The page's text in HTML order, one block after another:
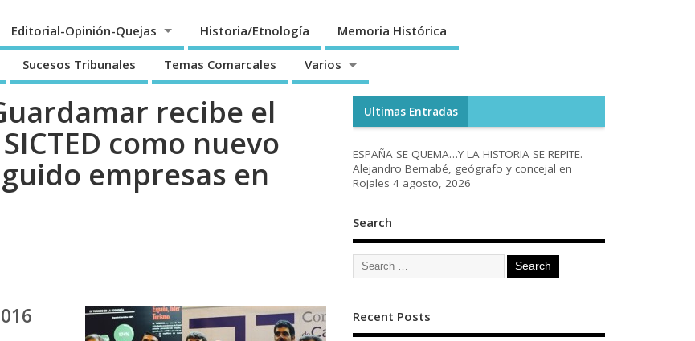
Editorial-Opinión-Quejas Historia/Etnología Memoria Histórica
Sucesos Tribunales Temas Comarcales Varios
recibe el
como nuevo
empresas en
Ultimas Entradas
ESPAÑA SE QUEMA…Y LA HISTORIA SE REPITE.
Alejandro Bernabé, geógrafo y concejal en
Rojales 4 agosto, 2026
Search
Recent Posts